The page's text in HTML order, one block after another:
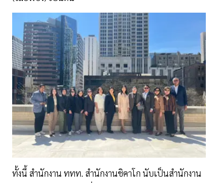
ทั้งนี้ สำนักงาน ททท. สำนักงานชิคาโก นับเป็นสำนักงาน